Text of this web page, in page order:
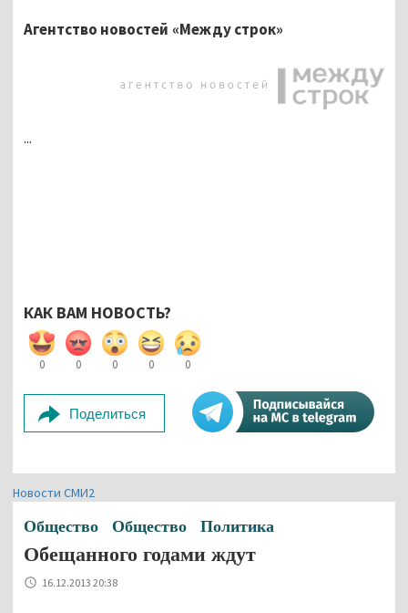
Агентство новостей «Между строк»
...
КАК ВАМ НОВОСТЬ?
0 0 0 0 0
Поделиться
Новости СМИ2
Общество Общество Политика
Обещанного годами ждут
16.12.2013 20:38